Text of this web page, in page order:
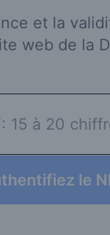
et la
web de la
le